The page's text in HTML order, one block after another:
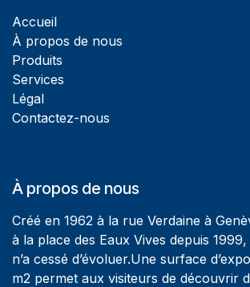
Accueil
À propos de nous
Produits
Services
Légal
Contactez-nous
À propos de nous
Créé en 1962 à la rue Verdaine à
à la place des Eaux Vives depuis
n’a cessé d’évoluer.Une surface
m2 permet aux visiteurs de découvrir